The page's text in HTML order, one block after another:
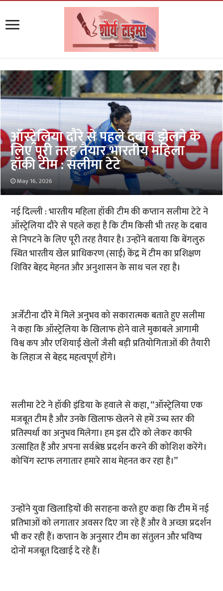
ऑस्ट्रेलिया दौरे से पहले दबाव झेलने के
लिए पूरी तरह तैयार भारतीय महिला
हॉकी टीम : सलीमा टेटे
May 16, 2026
नई दिल्ली : भारतीय महिला हॉकी टीम की कप्तान सलीमा टेटे ने
ऑस्ट्रेलिया दौरे से पहले कहा है कि टीम किसी भी तरह के दबाव
से निपटने के लिए पूरी तरह तैयार है। उन्होंने बताया कि बेंगलुरु
स्थित भारतीय खेल प्राधिकरण (साई) केंद्र में टीम का प्रशिक्षण
शिविर बेहद मेहनत और अनुशासन के साथ चल रहा है।
अर्जेंटीना दौरे में मिले अनुभव को सकारात्मक बताते हुए सलीमा
ने कहा कि ऑस्ट्रेलिया के खिलाफ होने वाले मुकाबले आगामी
विश्व कप और एशियाई खेलों जैसी बड़ी प्रतियोगिताओं की तैयारी
के लिहाज से बेहद महत्वपूर्ण होंगे।
सलीमा टेटे ने हॉकी इंडिया के हवाले से कहा, “ऑस्ट्रेलिया एक
मजबूत टीम है और उनके खिलाफ खेलने से हमें उच्च स्तर की
प्रतिस्पर्धा का अनुभव मिलेगा। हम इस दौरे को लेकर काफी
उत्साहित हैं और अपना सर्वश्रेष्ठ प्रदर्शन करने की कोशिश करेंगे।
कोचिंग स्टाफ लगातार हमारे साथ मेहनत कर रहा है।”
उन्होंने युवा खिलाड़ियों की सराहना करते हुए कहा कि टीम में नई
प्रतिभाओं को लगातार अवसर दिए जा रहे हैं और वे अच्छा प्रदर्शन
भी कर रही हैं। कप्तान के अनुसार टीम का संतुलन और भविष्य
दोनों मजबूत दिखाई दे रहे हैं।